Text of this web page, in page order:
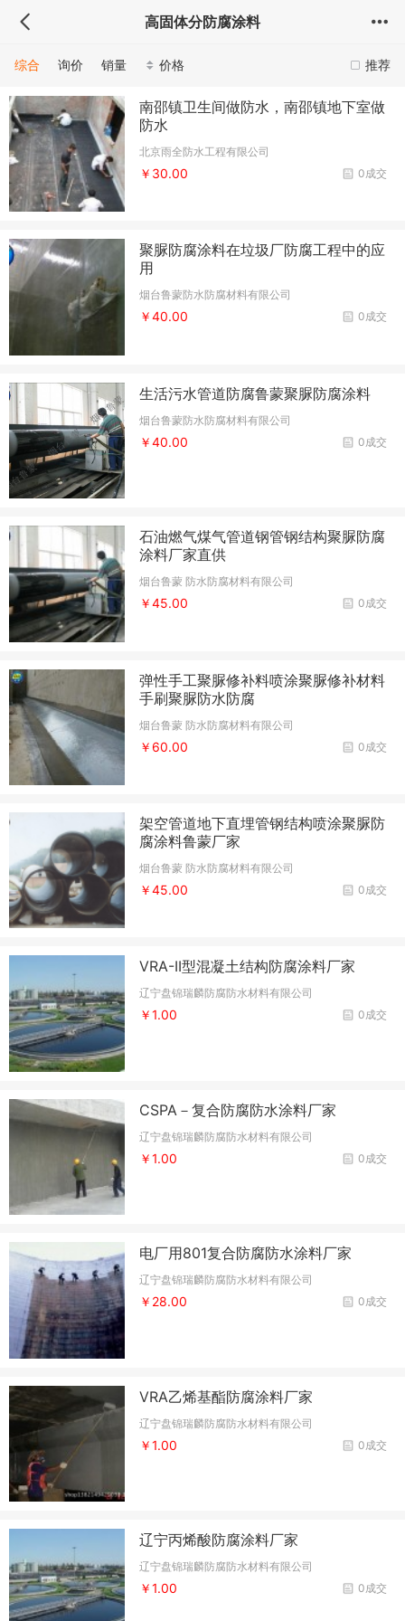
高固体分防腐涂料
推荐
综合 询价 销量 价格
南邵镇卫生间做防水，南邵镇地下室做
防水
北京雨全防水工程有限公司
0成交
￥30.00
聚脲防腐涂料在垃圾厂防腐工程中的应
用
烟台鲁蒙防水防腐材料有限公司
0成交
￥40.00
生活污水管道防腐鲁蒙聚脲防腐涂料
烟台鲁蒙防水防腐材料有限公司
0成交
￥40.00
石油燃气煤气管道钢管钢结构聚脲防腐
涂料厂家直供
烟台鲁蒙 防水防腐材料有限公司
0成交
￥45.00
弹性手工聚脲修补料喷涂聚脲修补材料
手刷聚脲防水防腐
烟台鲁蒙 防水防腐材料有限公司
0成交
￥60.00
架空管道地下直埋管钢结构喷涂聚脲防
腐涂料鲁蒙厂家
烟台鲁蒙 防水防腐材料有限公司
0成交
￥45.00
VRA-II型混凝土结构防腐涂料厂家
辽宁盘锦瑞麟防腐防水材料有限公司
0成交
￥1.00
CSPA－复合防腐防水涂料厂家
辽宁盘锦瑞麟防腐防水材料有限公司
0成交
￥1.00
电厂用801复合防腐防水涂料厂家
辽宁盘锦瑞麟防腐防水材料有限公司
0成交
￥28.00
VRA乙烯基酯防腐涂料厂家
辽宁盘锦瑞麟防腐防水材料有限公司
0成交
￥1.00
辽宁丙烯酸防腐涂料厂家
辽宁盘锦瑞麟防腐防水材料有限公司
0成交
￥1.00